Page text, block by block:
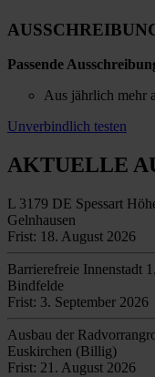
Passende
Aus jährlich mehr
Unverbindlich testen
AKTUELLE
L 3179 DE Spessart
Gelnhausen
Frist: 18. August 2026
Barrierefreie Innenstadt
Bindfelde
Frist: 3. September 2026
Ausbau der
Euskirchen (Billig)
Frist: 21. August 2026